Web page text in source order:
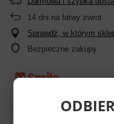
14 dni na łatwy zwrot
Sprawdź, w którym
Bezpieczne zakupy